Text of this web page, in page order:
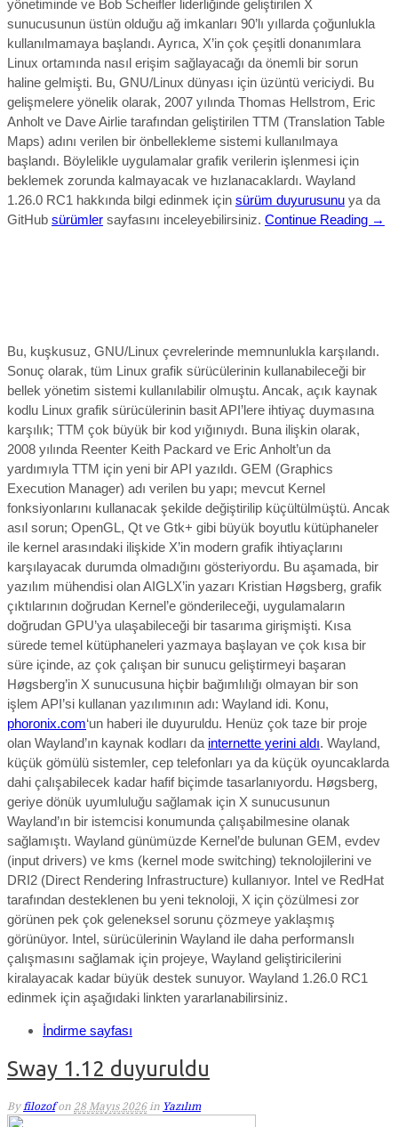
yönetiminde ve Bob Scheifler liderliğinde geliştirilen X
sunucusunun üstün olduğu ağ imkanları 90’lı yıllarda çoğunlukla
kullanılmamaya başlandı. Ayrıca, X’in çok çeşitli donanımlara
Linux ortamında nasıl erişim sağlayacağı da önemli bir sorun
haline gelmişti. Bu, GNU/Linux dünyası için üzüntü vericiydi. Bu
gelişmelere yönelik olarak, 2007 yılında Thomas Hellstrom, Eric
Anholt ve Dave Airlie tarafından geliştirilen TTM (Translation Table
Maps) adını verilen bir önbellekleme sistemi kullanılmaya
başlandı. Böylelikle uygulamalar grafik verilerin işlenmesi için
beklemek zorunda kalmayacak ve hızlanacaklardı. Wayland
1.26.0 RC1 hakkında bilgi edinmek için sürüm duyurusunu ya da
GitHub sürümler sayfasını inceleyebilirsiniz. Continue Reading →
Bu, kuşkusuz, GNU/Linux çevrelerinde memnunlukla karşılandı.
Sonuç olarak, tüm Linux grafik sürücülerinin kullanabileceği bir
bellek yönetim sistemi kullanılabilir olmuştu. Ancak, açık kaynak
kodlu Linux grafik sürücülerinin basit API’lere ihtiyaç duymasına
karşılık; TTM çok büyük bir kod yığınıydı. Buna ilişkin olarak,
2008 yılında Reenter Keith Packard ve Eric Anholt’un da
yardımıyla TTM için yeni bir API yazıldı. GEM (Graphics
Execution Manager) adı verilen bu yapı; mevcut Kernel
fonksiyonlarını kullanacak şekilde değiştirilip küçültülmüştü. Ancak
asıl sorun; OpenGL, Qt ve Gtk+ gibi büyük boyutlu kütüphaneler
ile kernel arasındaki ilişkide X’in modern grafik ihtiyaçlarını
karşılayacak durumda olmadığını gösteriyordu. Bu aşamada, bir
yazılım mühendisi olan AIGLX’in yazarı Kristian Høgsberg, grafik
çıktılarının doğrudan Kernel’e gönderileceği, uygulamaların
doğrudan GPU’ya ulaşabileceği bir tasarıma girişmişti. Kısa
sürede temel kütüphaneleri yazmaya başlayan ve çok kısa bir
süre içinde, az çok çalışan bir sunucu geliştirmeyi başaran
Høgsberg’in X sunucusuna hiçbir bağımlılığı olmayan bir son
işlem API’si kullanan yazılımının adı: Wayland idi. Konu,
phoronix.com‘un haberi ile duyuruldu. Henüz çok taze bir proje
olan Wayland’ın kaynak kodları da internette yerini aldı. Wayland,
küçük gömülü sistemler, cep telefonları ya da küçük oyuncaklarda
dahi çalışabilecek kadar hafif biçimde tasarlanıyordu. Høgsberg,
geriye dönük uyumluluğu sağlamak için X sunucusunun
Wayland’ın bir istemcisi konumunda çalışabilmesine olanak
sağlamıştı. Wayland günümüzde Kernel’de bulunan GEM, evdev
(input drivers) ve kms (kernel mode switching) teknolojilerini ve
DRI2 (Direct Rendering Infrastructure) kullanıyor. Intel ve RedHat
tarafından desteklenen bu yeni teknoloji, X için çözülmesi zor
görünen pek çok geleneksel sorunu çözmeye yaklaşmış
görünüyor. Intel, sürücülerinin Wayland ile daha performanslı
çalışmasını sağlamak için projeye, Wayland geliştiricilerini
kiralayacak kadar büyük destek sunuyor. Wayland 1.26.0 RC1
edinmek için aşağıdaki linkten yararlanabilirsiniz.
İndirme sayfası
Sway 1.12 duyuruldu
By filozof on 28 Mayıs 2026 in Yazılım